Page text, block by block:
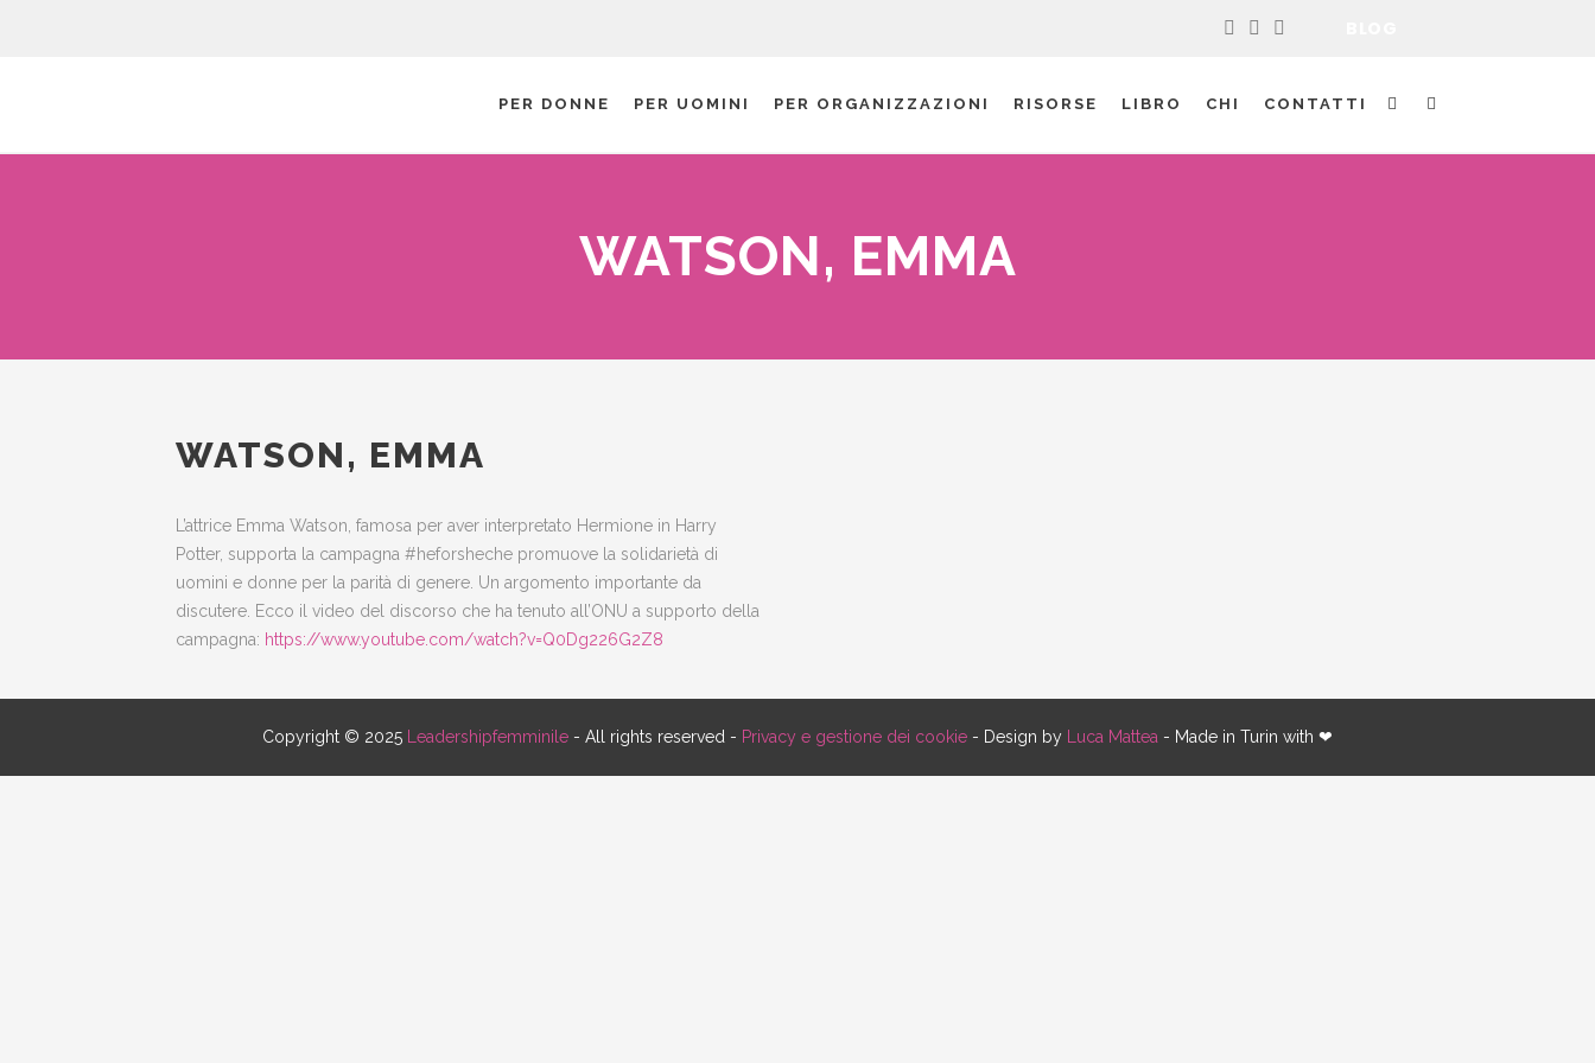
PER DONNE PER UOMINI PER ORGANIZZAZIONI RISORSE LIBRO CHI CONTATTI
WATSON, EMMA
WATSON, EMMA
L’attrice Emma Watson, famosa per aver interpretato Hermione in Harry
Potter, supporta la campagna #heforsheche promuove la solidarietà di
uomini e donne per la parità di genere. Un argomento importante da
discutere. Ecco il video del discorso che ha tenuto all’ONU a supporto della
campagna: https://www.youtube.com/watch?v=Q0Dg226G2Z8
Copyright © 2025 Leadershipfemminile - All rights reserved - Privacy e gestione dei cookie - Design by Luca Mattea - Made in Turin with ❤